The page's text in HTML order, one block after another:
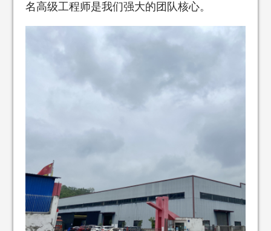
名高级工程师是我们强大的团队核心。